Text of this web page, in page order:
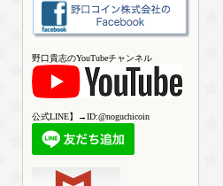
野口貴志のYouTubeチャンネル
公式LINE】→ID:@noguchicoin